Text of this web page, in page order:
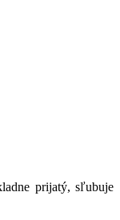
prijatý, sľubuje